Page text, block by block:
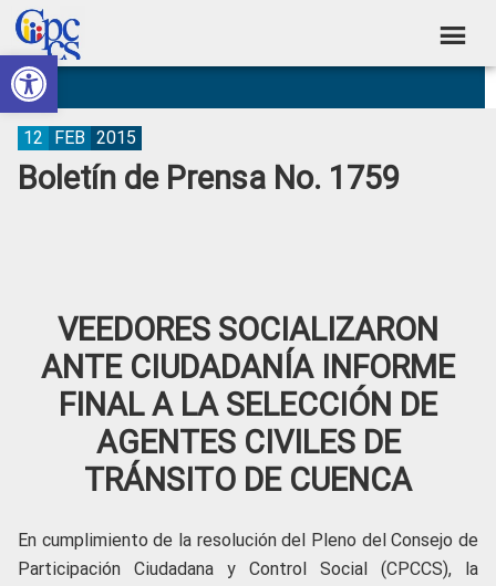
Abrir barra de herramientas
Skip
to
primary
navigation
Skip
to
main
content
Skip
to
primary
sidebar
Skip
to
footer
Consejo
de
Participación
Ciudadana
Construyendo
Poder
Ciudadano
Boletín de Prensa No. 1759
12 FEB 2015
VEEDORES SOCIALIZARON
ANTE CIUDADANÍA INFORME
FINAL A LA SELECCIÓN DE
AGENTES CIVILES DE
TRÁNSITO DE CUENCA
En cumplimiento de la resolución del Pleno del Consejo de
Participación Ciudadana y Control Social (CPCCS), la